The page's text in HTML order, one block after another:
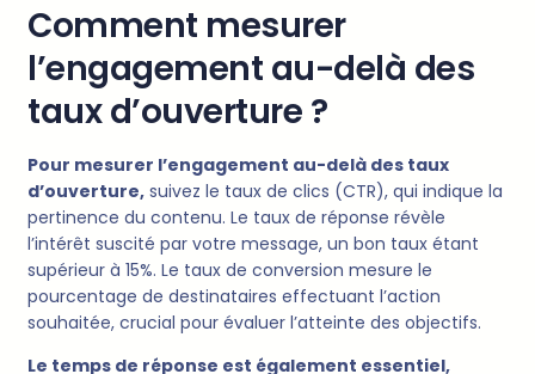
Comment mesurer
l’engagement au-delà des
taux d’ouverture ?
Pour mesurer l’engagement au-delà des taux
d’ouverture, suivez le taux de clics (CTR), qui indique la
pertinence du contenu. Le taux de réponse révèle
l’intérêt suscité par votre message, un bon taux étant
supérieur à 15%. Le taux de conversion mesure le
pourcentage de destinataires effectuant l’action
souhaitée, crucial pour évaluer l’atteinte des objectifs.
Le temps de réponse est également essentiel,